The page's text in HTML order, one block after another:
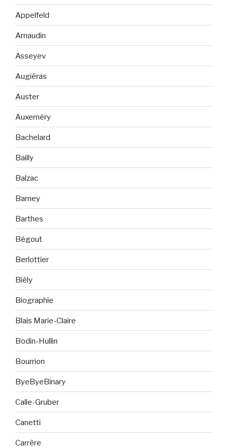
Appelfeld
Arnaudin
Asseyev
Augiéras
Auster
Auxeméry
Bachelard
Bailly
Balzac
Barney
Barthes
Bégout
Berlottier
Biély
Biographie
Blais Marie-Claire
Bodin-Hullin
Bourrion
ByeByeBinary
Calle-Gruber
Canetti
Carrère